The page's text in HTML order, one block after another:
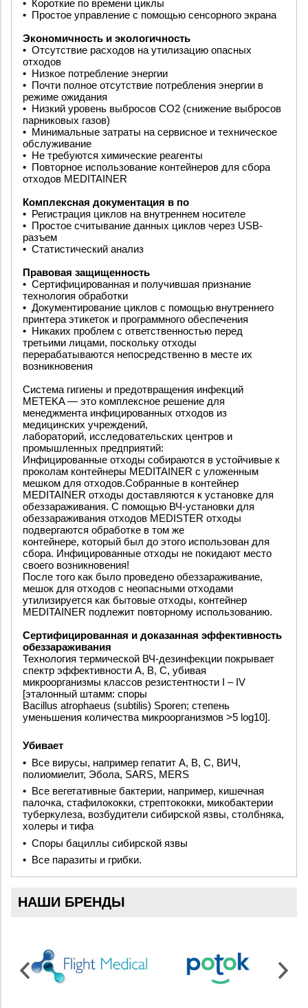
• Короткие по времени циклы
• Простое управление с помощью сенсорного экрана
Экономичность и экологичность
• Отсутствие расходов на утилизацию опасных
отходов
• Низкое потребление энергии
• Почти полное отсутствие потребления энергии в
режиме ожидания
• Низкий уровень выбросов CO2 (снижение выбросов
парниковых газов)
• Минимальные затраты на сервисное и техническое
обслуживание
• Не требуются химические реагенты
• Повторное использование контейнеров для сбора
отходов MEDITAINER
Комплексная документация в по
• Регистрация циклов на внутреннем носителе
• Простое считывание данных циклов через USB-
разъем
• Статистический анализ
Правовая защищенность
• Сертифицированная и получившая признание
технология обработки
• Документирование циклов с помощью внутреннего
принтера этикеток и программного обеспечения
• Никаких проблем с ответственностью перед
третьими лицами, поскольку отходы
перерабатываются непосредственно в месте их
возникновения
Система гигиены и предотвращения инфекций
METEKA — это комплексное решение для
менеджмента инфицированных отходов из
медицинских учреждений,
лабораторий, исследовательских центров и
промышленных предприятий:
Инфицированные отходы собираются в устойчивые к
проколам контейнеры MEDITAINER с уложенным
мешком для отходов.Собранные в контейнер
MEDITAINER отходы доставляются к установке для
обеззараживания. С помощью ВЧ-установки для
обеззараживания отходов MEDISTER отходы
подвергаются обработке в том же
контейнере, который был до этого использован для
сбора. Инфицированные отходы не покидают место
своего возникновения!
После того как было проведено обеззараживание,
мешок для отходов с неопасными отходами
утилизируется как бытовые отходы, контейнер
MEDITAINER подлежит повторному использованию.
Сертифицированная и доказанная эффективность
обеззараживания
Технология термической ВЧ-дезинфекции покрывает
спектр эффективности A, B, C, убивая
микроорганизмы классов резистентности I – IV
[эталонный штамм: споры
Bacillus atrophaeus (subtilis) Sporen; степень
уменьшения количества микроорганизмов >5 log10].
Убивает
• Все вирусы, например гепатит A, B, C, ВИЧ,
полиомиелит, Эбола, SARS, MERS
• Все вегетативные бактерии, например, кишечная
палочка, стафилококки, стрептококки, микобактерии
туберкулеза, возбудители сибирской язвы, столбняка,
холеры и тифа
• Споры бациллы сибирской язвы
• Все паразиты и грибки.
НАШИ БРЕНДЫ